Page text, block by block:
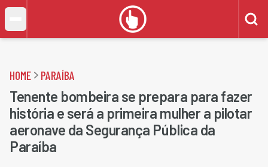
HOME PARAÍBA
Tenente bombeira se prepara para fazer
história e será a primeira mulher a pilotar
aeronave da Segurança Pública da
Paraíba